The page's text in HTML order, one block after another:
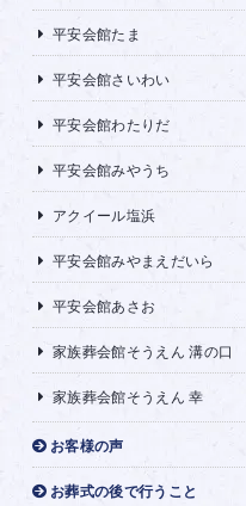
平安会館たま
平安会館さいわい
平安会館わたりだ
平安会館みやうち
アクイール塩浜
平安会館みやまえだいら
平安会館あさお
家族葬会館そうえん 溝の口
家族葬会館そうえん 幸
お客様の声
お葬式の後で行うこと